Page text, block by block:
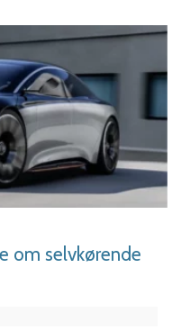
LÆS MERE
om selvkørende